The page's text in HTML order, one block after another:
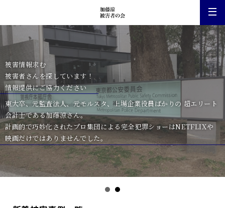
ホーム
事件ケース一覧
新着被害事例一覧
（運営本部よりお知らせ）
相談する
被害情報求む
被害者さんを探しています！
情報提供にご協力ください
東大卒、元監査法人、元モルスタ、上場企業役員ばかりの 超エリート
会計士である加藤涼さん。
計画的で巧妙化されたプロ集団による完全犯罪ショーはNETFLIXや
映画だけではありませんでした。